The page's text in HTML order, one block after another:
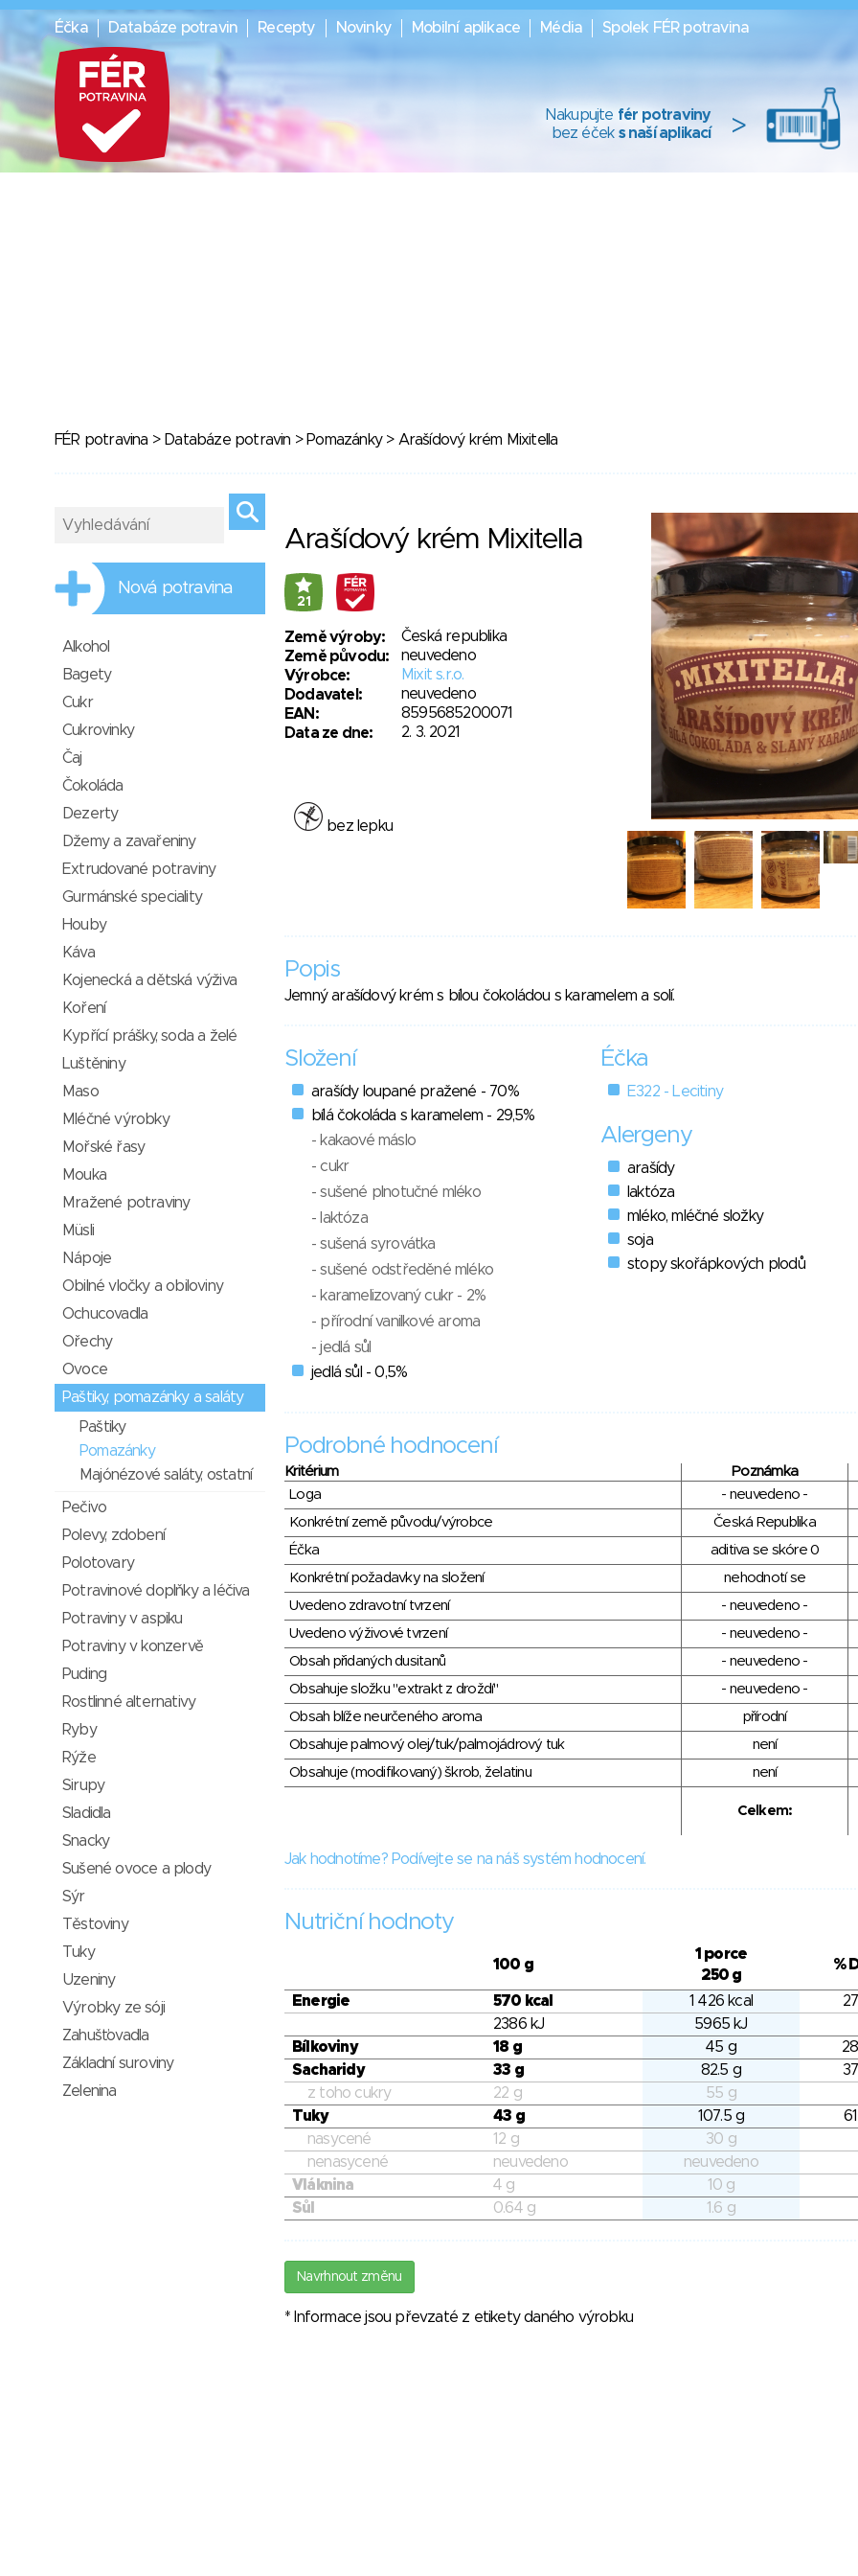
Éčka Databáze potravin Recepty Novinky Mobilní aplikace Média Spolek FÉR potravina
Nakupujte fér potraviny
bez éček s naší aplikací >
FÉR potravina > Databáze potravin > Pomazánky> Arašídový krém Mixitella
Arašídový krém Mixitella
21
Země výroby:
Česká republika
Země původu:
neuvedeno
Výrobce:
Mixit s.r.o.
Dodavatel:
neuvedeno
EAN:
8595685200071
Data ze dne:
2. 3. 2021
bez lepku
Popis
Jemný arašídový krém s bílou čokoládou s karamelem a solí.
Složení
arašídy loupané pražené - 70%
bílá čokoláda s karamelem - 29,5%
- kakaové máslo
- cukr
- sušené plnotučné mléko
- laktóza
- sušená syrovátka
- sušené odstředěné mléko
- karamelizovaný cukr - 2%
- přírodní vanilkové aroma
- jedlá sůl
jedlá sůl - 0,5%
Éčka
E322 - Lecitiny
Alergeny
arašídy
laktóza
mléko, mléčné složky
soja
stopy skořápkových plodů
Podrobné hodnocení
Kritérium Poznámka
Loga
- neuvedeno -
Konkrétní země původu/výrobce
Česká Republika
Éčka
aditiva se skóre 0
Konkrétní požadavky na složení
nehodnotí se
Uvedeno zdravotní tvrzení
- neuvedeno -
Uvedeno výživové tvrzení
- neuvedeno -
Obsah přidaných dusitanů
- neuvedeno -
Obsahuje složku "extrakt z droždí"
- neuvedeno -
Obsah blíže neurčeného aroma
přírodní
Obsahuje palmový olej/tuk/palmojádrový tuk
není
Obsahuje (modifikovaný) škrob, želatinu
není
Celkem:
Jak hodnotíme? Podívejte se na náš systém hodnocení.
Nutriční hodnoty
100 g
1 porce
250 g
%
Energie 570 kcal 1 426 kcal
2386 kJ
5965 kJ
Bílkoviny
18 g 45 g
Sacharidy
33 g 82.5 g
z toho cukry
22 g
55 g
Tuky
43 g 107.5 g
nasycené
12 g
30 g
nenasycené
neuvedeno
neuvedeno
Vláknina
4 g
10 g
Sůl
0.64 g 1.6 g
Navrhnout změnu
* Informace jsou převzaté z etikety daného výrobku
Nová potravina
Alkohol
Bagety
Cukr
Cukrovinky
Čaj
Čokoláda
Dezerty
Džemy a zavařeniny
Extrudované potraviny
Gurmánské speciality
Houby
Káva
Kojenecká a dětská výživa
Koření
Kypřící prášky, soda a želé
Luštěniny
Maso
Mléčné výrobky
Mořské řasy
Mouka
Mražené potraviny
Müsli
Nápoje
Obilné vločky a obiloviny
Ochucovadla
Ořechy
Ovoce
Paštiky, pomazánky a saláty
Paštiky
Pomazánky
Majónézové saláty, ostatní
Pečivo
Polevy, zdobení
Polotovary
Potravinové doplňky a léčiva
Potraviny v aspiku
Potraviny v konzervě
Puding
Rostlinné alternativy
Ryby
Rýže
Sirupy
Sladidla
Snacky
Sušené ovoce a plody
Sýr
Těstoviny
Tuky
Uzeniny
Výrobky ze sóji
Zahušťovadla
Základní suroviny
Zelenina